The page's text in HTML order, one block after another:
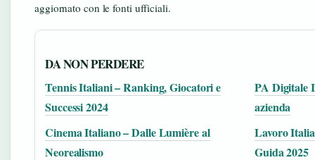
aggiornato con le fonti ufficiali.
DA NON PERDERE
Tennis Italiani – Ranking, Giocatori e
Successi 2024
PA Digitale
azienda
Cinema Italiano – Dalle Lumière al
Neorealismo
Lavoro
Guida 2025